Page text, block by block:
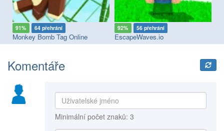
91% 64 přehrání
Monkey Bomb Tag Online
92% 56 přehrání
EscapeWaves.io
Komentáře
Minimální počet znaků: 3